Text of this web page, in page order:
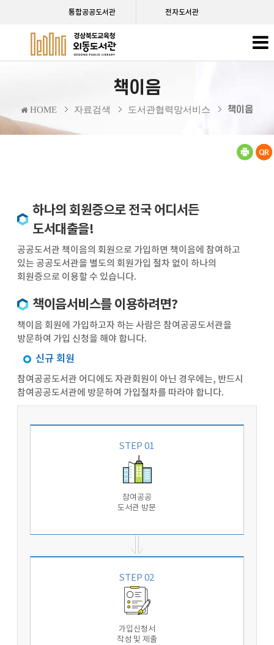
통합공공도서관 전자도서관
책이음
HOME 자료검색 도서관협력망서비스 책이음
하나의 회원증으로 전국 어디서든
도서대출을!
공공도서관 책이음의 회원으로 가입하면 책이음에 참여하고
있는 공공도서관을 별도의 회원가입 절차 없이 하나의
회원증으로 이용할 수 있습니다.
책이음서비스를 이용하려면?
책이음 회원에 가입하고자 하는 사람은 참여공공도서관을
방문하여 가입 신청을 해야 합니다.
신규 회원
참여공공도서관 어디에도 자관회원이 아닌 경우에는, 반드시
참여공공도서관에 방문하여 가입절차를 따라야 합니다.
STEP 01
참여공공
도서관 방문
STEP 02
가입신청서
작성 및 제출